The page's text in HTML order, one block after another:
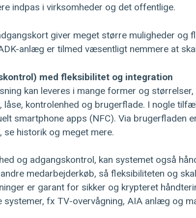
indpas i virksomheder og det offentlige.
giver meget større muligheder og
anlæg er tilmed væsentligt nemmere at
med fleksibilitet og integration
kan leveres i mange former og
kontrolenhed og brugerflade. I nogle
smartphone apps (NFC). Via brugerfladen
se historik og meget mere.
og adgangskontrol, kan systemet også
medarbejderkøb, så fleksibiliteten og
er garant for sikker og krypteret
systemer, fx TV-overvågning, AIA anlæg og